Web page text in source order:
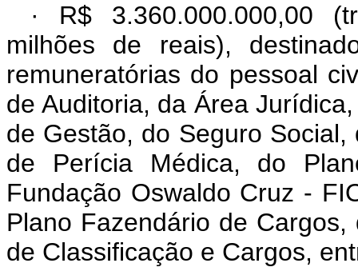
· R$ 3.360.000.000,00
milhões de reais),
remuneratórias do pessoal
de Auditoria, da Área
de Gestão, do Seguro
de Perícia Médica, do
Fundação Oswaldo Cruz -
Plano Fazendário de
de Classificação e Cargos,